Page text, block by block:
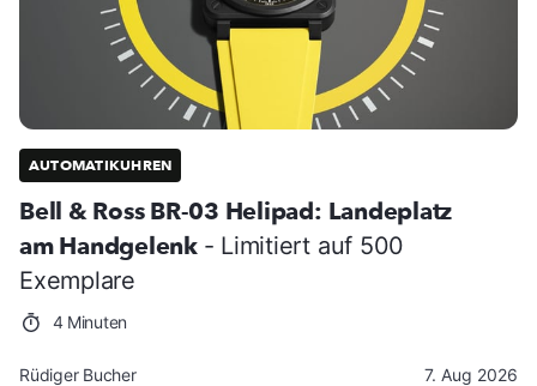
AUTOMATIKUHREN
Bell & Ross BR-03 Helipad: Landeplatz
am Handgelenk - Limitiert auf 500
Exemplare
4 Minuten
Rüdiger Bucher 7. Aug 2026